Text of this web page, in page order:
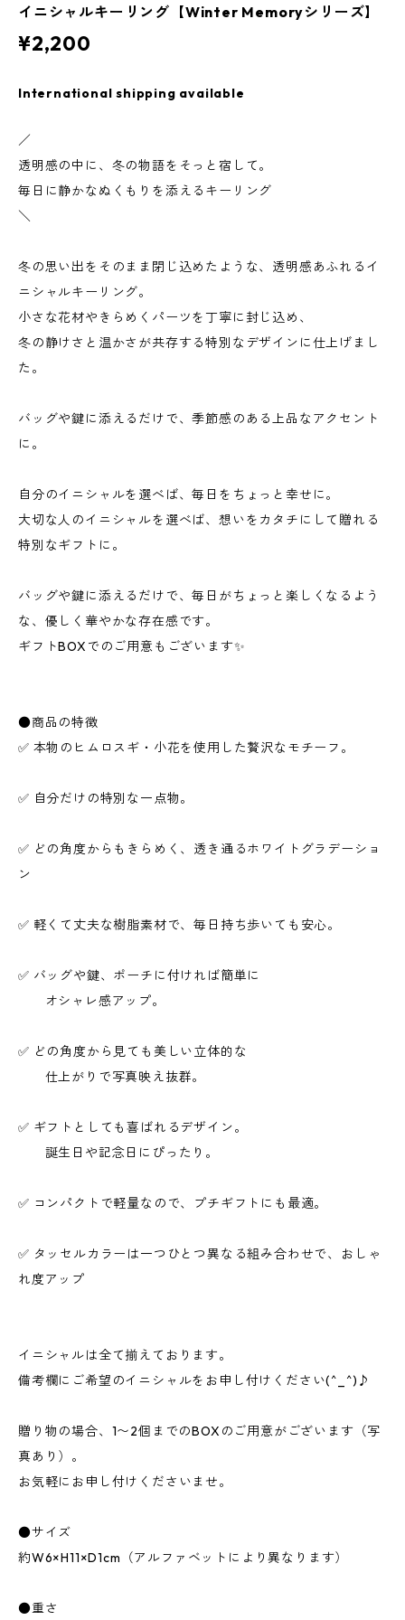
イニシャルキーリング【Winter Memoryシリーズ】
¥2,200
International shipping available
／
透明感の中に、冬の物語をそっと宿して。
毎日に静かなぬくもりを添えるキーリング
＼
冬の思い出をそのまま閉じ込めたような、透明感あふれるイ
ニシャルキーリング。
小さな花材やきらめくパーツを丁寧に封じ込め、
冬の静けさと温かさが共存する特別なデザインに仕上げまし
た。
バッグや鍵に添えるだけで、季節感のある上品なアクセント
に。
自分のイニシャルを選べば、毎日をちょっと幸せに。
大切な人のイニシャルを選べば、想いをカタチにして贈れる
特別なギフトに。
バッグや鍵に添えるだけで、毎日がちょっと楽しくなるよう
な、優しく華やかな存在感です。
ギフトBOXでのご用意もございます✨
●商品の特徴
✅ 本物のヒムロスギ・小花を使用した贅沢なモチーフ。
✅ 自分だけの特別な一点物。
✅ どの角度からもきらめく、透き通るホワイトグラデーショ
ン
✅ 軽くて丈夫な樹脂素材で、毎日持ち歩いても安心。
✅ バッグや鍵、ポーチに付ければ簡単に
オシャレ感アップ。
✅ どの角度から見ても美しい立体的な
仕上がりで写真映え抜群。
✅ ギフトとしても喜ばれるデザイン。
誕生日や記念日にぴったり。
✅ コンパクトで軽量なので、プチギフトにも最適。
✅ タッセルカラーは一つひとつ異なる組み合わせで、おしゃ
れ度アップ
イニシャルは全て揃えております。
備考欄にご希望のイニシャルをお申し付けください(^_^)♪
贈り物の場合、1〜2個までのBOXのご用意がございます（写
真あり）。
お気軽にお申し付けくださいませ。
●サイズ
約W6×H11×D1cm（アルファベットにより異なります）
●重さ